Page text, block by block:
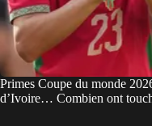
Primes Coupe du monde
d’Ivoire… Combien ont